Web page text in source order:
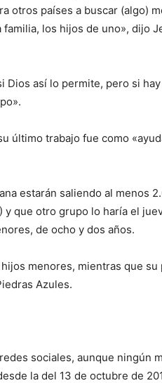
otros países a buscar (algo)
los hijos de uno», dijo
Dios así lo permite, pero si
último trabajo fue como
estarán saliendo al menos
y que otro grupo lo haría el
de ocho y dos años.
menores, mientras que su
Azules.
sociales, aunque ningún
la del 13 de octubre de